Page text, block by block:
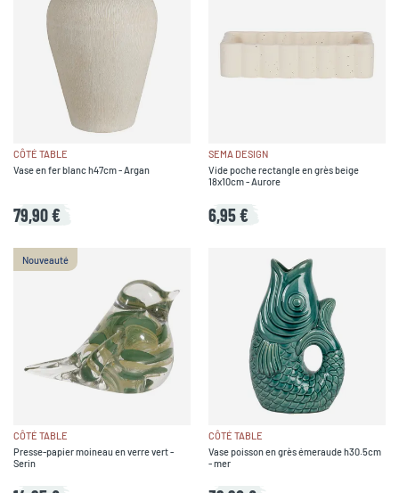
CÔTÉ TABLE
Vase en fer blanc h47cm - Argan
79,90 €
SEMA DESIGN
Vide poche rectangle en grès beige
18x10cm - Aurore
6,95 €
Nouveauté
CÔTÉ TABLE
Presse-papier moineau en verre vert -
Serin
CÔTÉ TABLE
Vase poisson en grès émeraude h30.5cm
- mer